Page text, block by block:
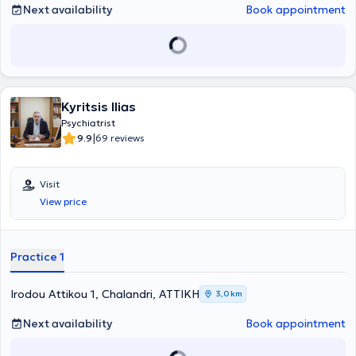
Network "Marathon."
Next availability Book appointment
Kyritsis Ilias
Psychiatrist
9.9|69 reviews
Visit
View price
Practice 1
Irodou Attikou 1, Chalandri, ΑΤΤΙΚΗ 3,0 km
Next availability Book appointment